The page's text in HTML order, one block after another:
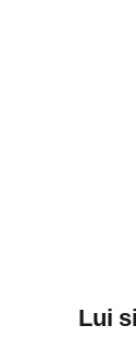
Lui